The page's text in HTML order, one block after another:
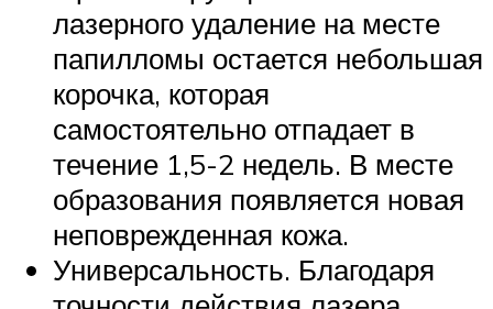
лазерного удаление на месте
папилломы остается небольшая
корочка, которая
самостоятельно отпадает в
течение 1,5-2 недель. В месте
образования появляется новая
неповрежденная кожа.
Универсальность. Благодаря